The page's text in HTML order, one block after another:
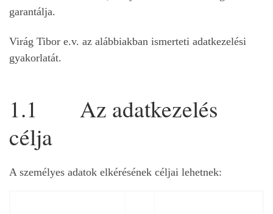
garantálja.
Virág Tibor e.v. az alábbiakban ismerteti adatkezelési
gyakorlatát.
1.1 Az adatkezelés
célja
A személyes adatok elkérésének céljai lehetnek: